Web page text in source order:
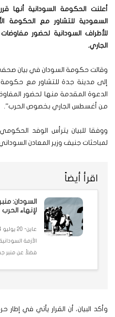
أعلنت الحكومة السودانية أنها
السعودية للتشاور مع الحكومة
الجاري.
وقالت حكومة السودان في بيان
إلى مدينة جدة للتشاور مع حكومة
من أغسطس الجاري بخصوص الحرب”.
ووفقا للبيان يترأس الوفد
لمباحثات جنيف وزير المعادن
اقرأ أيضاً
السودان:
لإنهاء الحرب
الأزمة
فضلاً عن منبر
وأكد البيان، أن القرار يأتي في